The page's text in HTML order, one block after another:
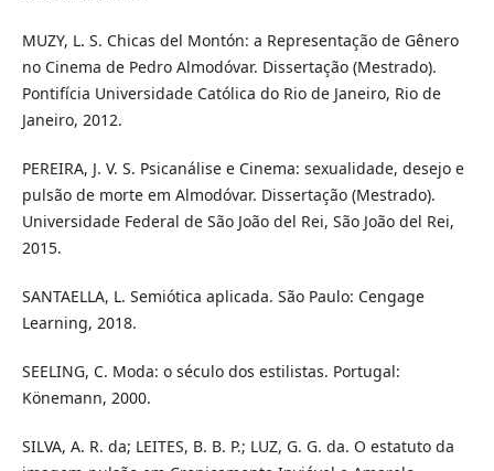
MUZY, L. S. Chicas del Montón: a Representação de Gênero
no Cinema de Pedro Almodóvar. Dissertação (Mestrado).
Pontifícia Universidade Católica do Rio de Janeiro, Rio de
Janeiro, 2012.
PEREIRA, J. V. S. Psicanálise e Cinema: sexualidade, desejo e
pulsão de morte em Almodóvar. Dissertação (Mestrado).
Universidade Federal de São João del Rei, São João del Rei,
2015.
SANTAELLA, L. Semiótica aplicada. São Paulo: Cengage
Learning, 2018.
SEELING, C. Moda: o século dos estilistas. Portugal:
Könemann, 2000.
SILVA, A. R. da; LEITES, B. B. P.; LUZ, G. G. da. O estatuto da